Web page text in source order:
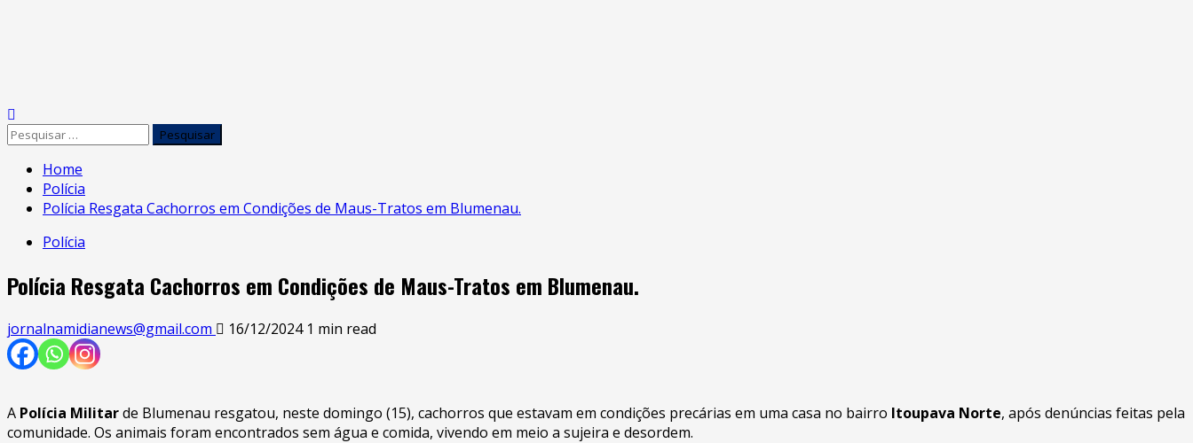
Home
Polícia
Polícia Resgata Cachorros em Condições de Maus-Tratos em Blumenau.
Polícia
Polícia Resgata Cachorros em Condições de Maus-Tratos em Blumenau.
jornalnamidianews@gmail.com 16/12/2024 1 min read
A Polícia Militarde Blumenau resgatou, neste domingo (15), cachorros que estavam em condições precárias em uma casa no bairro Itoupava Norte, após denúncias feitas pela
comunidade. Os animais foram encontrados sem água e comida, vivendo em meio a sujeira e desordem.